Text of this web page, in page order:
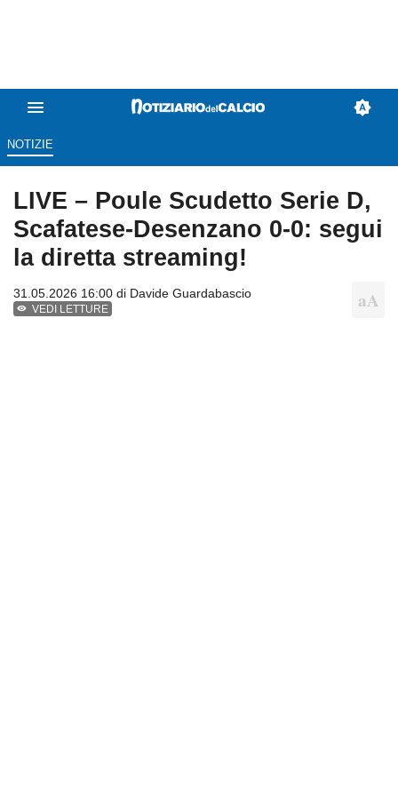
NOTIZIE
LIVE – Poule Scudetto Serie D,
Scafatese-Desenzano 0-0: segui
la diretta streaming!
31.05.2026 16:00 di Davide Guardabascio
VEDI LETTURE